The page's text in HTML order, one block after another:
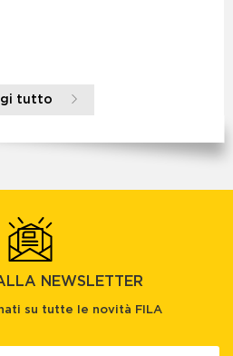
tutto
NEWSLETTER
su tutte le novità FILA